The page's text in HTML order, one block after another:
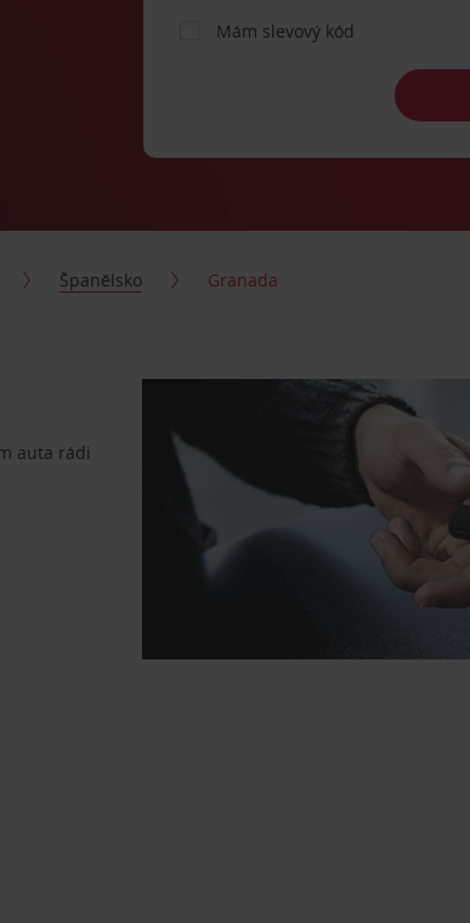
Mám slevový kód
Španělsko Granada
auta rádi